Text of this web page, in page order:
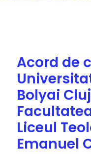
Acord de
Bolyai
Liceul
Emanuel